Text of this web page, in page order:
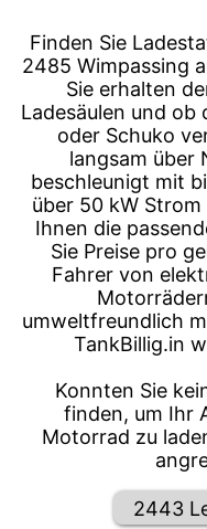
Finden Sie
2485 Wimpassing
Sie erhalten
Ladesäulen und ob
oder Schuko
langsam über
beschleunigt mit
über 50 kW
Ihnen die
Sie Preise pro
Fahrer von
umweltfreundlich
TankBillig.in
Konnten Sie
finden, um Ihr
Motorrad zu
2443